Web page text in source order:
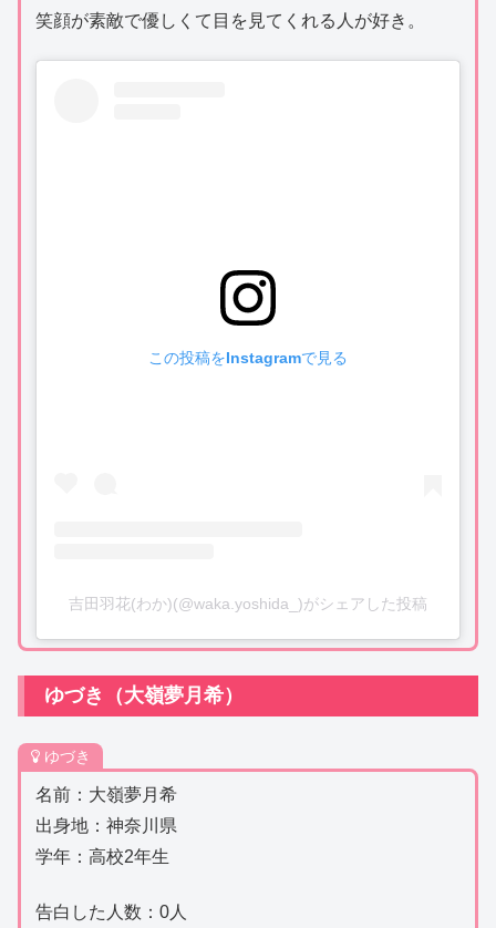
笑顔が素敵で優しくて目を見てくれる人が好き。
この投稿をInstagramで見る
吉田羽花(わか)(@waka.yoshida_)がシェアした投稿
ゆづき（大嶺夢月希）
ゆづき
名前：大嶺夢月希
出身地：神奈川県
学年：高校2年生
告白した人数：0人